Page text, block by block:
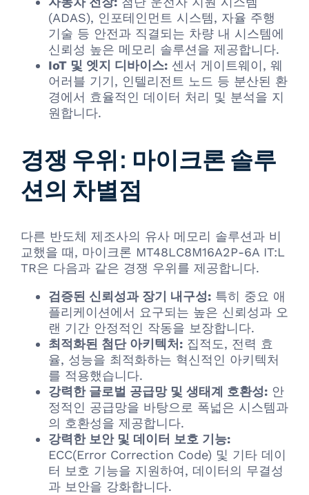
(ADAS), 인포테인먼트 시스템, 자율 주행
기술 등 안전과 직결되는 차량 내 시스템에
신뢰성 높은 메모리 솔루션을 제공합니다.
IoT 및 엣지 디바이스: 센서 게이트웨이, 웨
어러블 기기, 인텔리전트 노드 등 분산된 환
경에서 효율적인 데이터 처리 및 분석을 지
원합니다.
경쟁 우위: 마이크론 솔루
션의 차별점
다른 반도체 제조사의 유사 메모리 솔루션과 비
교했을 때, 마이크론 MT48LC8M16A2P-6A IT:L
TR은 다음과 같은 경쟁 우위를 제공합니다.
검증된 신뢰성과 장기 내구성: 특히 중요 애
플리케이션에서 요구되는 높은 신뢰성과 오
랜 기간 안정적인 작동을 보장합니다.
최적화된 첨단 아키텍처: 집적도, 전력 효
율, 성능을 최적화하는 혁신적인 아키텍처
를 적용했습니다.
강력한 글로벌 공급망 및 생태계 호환성: 안
정적인 공급망을 바탕으로 폭넓은 시스템과
의 호환성을 제공합니다.
강력한 보안 및 데이터 보호 기능:
ECC(Error Correction Code) 및 기타 데이
터 보호 기능을 지원하여, 데이터의 무결성
과 보안을 강화합니다.